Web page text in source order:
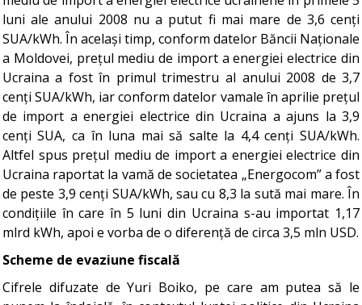
luni ale anului 2008 nu a putut fi mai mare de 3,6 cenți
SUA/kWh. În același timp, conform datelor Băncii Naționale
a Moldovei, prețul mediu de import a energiei electrice din
Ucraina a fost în primul trimestru al anului 2008 de 3,7
cenți SUA/kWh, iar conform datelor vamale în aprilie prețul
de import a energiei electrice din Ucraina a ajuns la 3,9
cenți SUA, ca în luna mai să salte la 4,4 cenți SUA/kWh.
Altfel spus prețul mediu de import a energiei electrice din
Ucraina raportat la vamă de societatea „Energocom” a fost
de peste 3,9 cenți SUA/kWh, sau cu 8,3 la sută mai mare. În
condițiile în care în 5 luni din Ucraina s-au importat 1,17
mlrd kWh, apoi e vorba de o diferență de circa 3,5 mln USD.
Scheme de evaziune fiscală
Cifrele difuzate de Yuri Boiko, pe care am putea să le